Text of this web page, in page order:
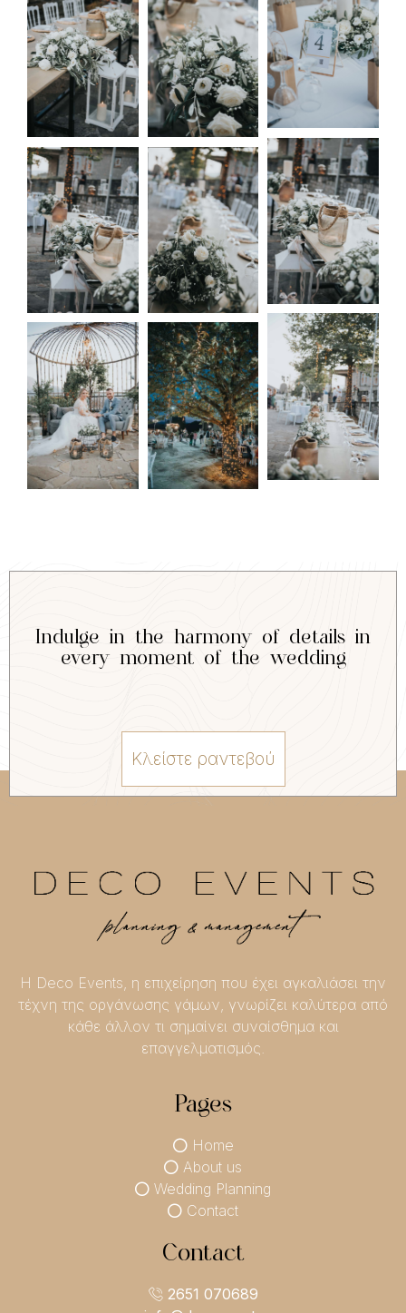
Indulge in the harmony of details in
every moment of the wedding
Κλείστε ραντεβού
Η Deco Events, η επιχείρηση που έχει αγκαλιάσει την
τέχνη της οργάνωσης γάμων, γνωρίζει καλύτερα από
κάθε άλλον τι σημαίνει συναίσθημα και
επαγγελματισμός.
Pages
Home
About us
Wedding Planning
Contact
Contact
2651 070689